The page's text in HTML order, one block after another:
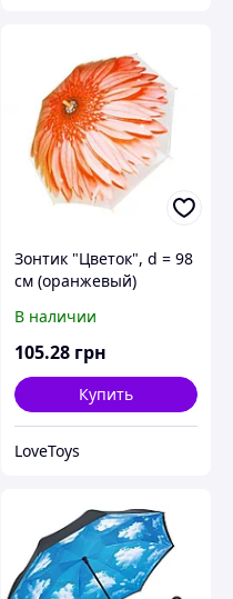
Зонтик "Цветок", d = 98
см (оранжевый)
В наличии
105.28 грн
Купить
LoveToys